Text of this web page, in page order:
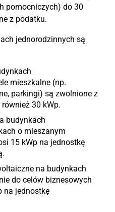
pomocniczych) do 30
z podatku.
jednorodzinnych są
mieszkalne (np.
parkingi) są zwolnione z
30 kWp.
budynkach
o mieszanym
15 kWp na jednostkę
na budynkach
do celów biznesowych
na jednostkę